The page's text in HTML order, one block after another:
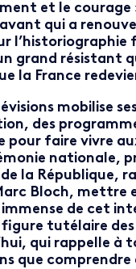
et le courage
qui a
l’historiographie
grand résistant
la France
mobilise
des
pour faire vivre
nationale,
la République,
Bloch, mettre
immense de cet
figure tutélaire
qui rappelle à
que